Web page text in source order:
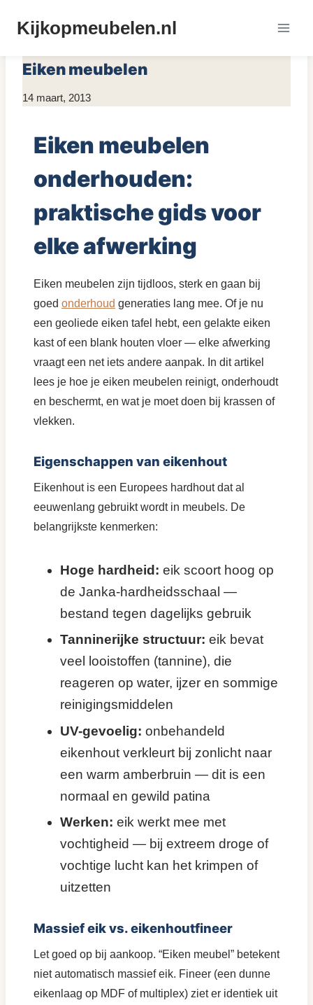
naarKijkopmeubelen.nl
Eiken meubelen
Door
14 maart, 2013
Eiken meubelen
onderhouden:
praktische gids voor
elke afwerking
Eiken meubelen zijn tijdloos, sterk en gaan bij
goed onderhoud generaties lang mee. Of je nu
een geoliede eiken tafel hebt, een gelakte eiken
kast of een blank houten vloer — elke afwerking
vraagt een net iets andere aanpak. In dit artikel
lees je hoe je eiken meubelen reinigt, onderhoudt
en beschermt, en wat je moet doen bij krassen of
vlekken.
Eigenschappen van eikenhout
Eikenhout is een Europees hardhout dat al
eeuwenlang gebruikt wordt in meubels. De
belangrijkste kenmerken:
Hoge hardheid: eik scoort hoog op
de Janka-hardheidsschaal —
bestand tegen dagelijks gebruik
Tanninerijke structuur: eik bevat
veel looistoffen (tannine), die
reageren op water, ijzer en sommige
reinigingsmiddelen
UV-gevoelig: onbehandeld
eikenhout verkleurt bij zonlicht naar
een warm amberbruin — dit is een
normaal en gewild patina
Werken: eik werkt mee met
vochtigheid — bij extreem droge of
vochtige lucht kan het krimpen of
uitzetten
Massief eik vs. eikenhoutfineer
Let goed op bij aankoop. “Eiken meubel” betekent
niet automatisch massief eik. Fineer (een dunne
eikenlaag op MDF of multiplex) ziet er identiek uit